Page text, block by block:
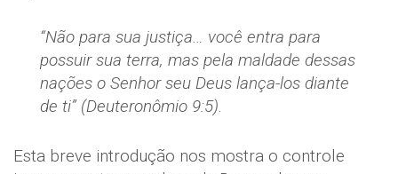
“Não para sua justiça… você entra para
possuir sua terra, mas pela maldade dessas
nações o Senhor seu Deus lança-los diante
de ti” (Deuteronômio 9:5).
Esta breve introdução nos mostra o controle